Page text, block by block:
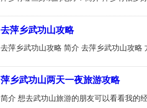
去萍乡武功山攻略
萍乡武功山两天一夜旅游攻略